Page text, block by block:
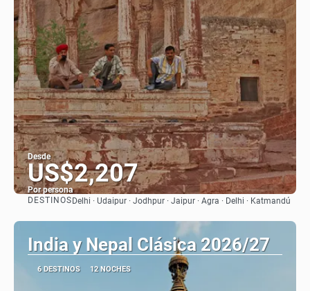
Desde
US$2,207
Por persona
Ver
DESTINOSDelhi · Udaipur · Jodhpur · Jaipur · Agra · Delhi · Katmandú
India y Nepal Clásica 2026/27
6 DESTINOS 12 NOCHES